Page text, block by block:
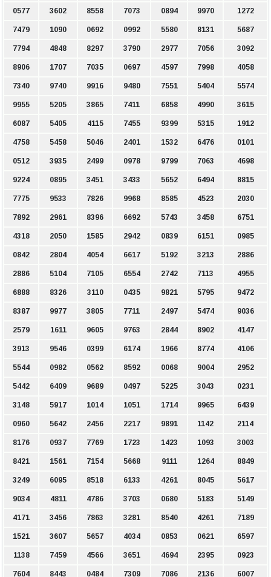
0577 3602 8558 7073 0894 9970 1272
7479 1090 0692 0992 5580 8131 5687
7794 4848 8297 3790 2977 7056 3092
8906 1707 7035 0697 4597 7998 4058
7340 9740 9916 9480 7551 5404 5574
9955 5205 3865 7411 6858 4990 3615
6087 5405 4115 7455 9399 5315 1912
4758 5458 5046 2401 1532 6476 0101
0512 3935 2499 0978 9799 7063 4698
9224 0895 3451 3433 5652 6494 8815
7775 9533 7826 9968 8585 4523 2030
7892 2961 8396 6692 5743 3458 6751
4318 2050 1585 2942 0839 6151 0985
0842 2804 4054 6617 5192 3213 2886
2886 5104 7105 6554 2742 7113 4955
6888 8326 3110 0435 9821 5795 9472
8387 9977 3805 7711 2497 5474 9036
2579 1611 9605 9763 2844 8902 4147
3913 9546 0399 6174 1966 8774 4106
5544 0982 0562 8592 0068 9004 2952
5442 6409 9689 0497 5225 3043 0231
3148 5917 1014 1051 1714 9965 6439
0960 5642 2456 2217 9891 1142 2114
8176 0937 7769 1723 1423 1093 3003
8421 1561 7154 5668 9111 1264 8849
3249 6095 8518 6133 4261 8045 5617
9034 4811 4786 3703 0680 5183 5149
4171 3456 7863 3281 8540 4261 7189
1521 3607 5657 4034 0853 0621 6597
1138 7459 4566 3651 4694 2395 0923
7604 8443 0484 7309 7086 2136 6007